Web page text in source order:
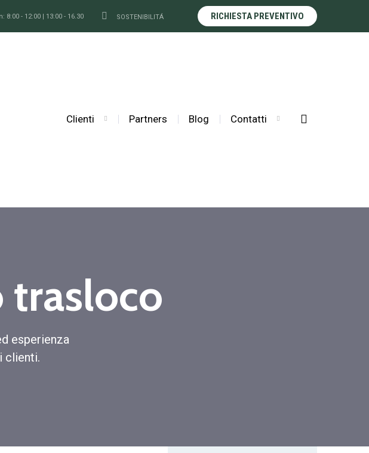
- 12:00 | 13:00 - 16.30 SOSTENIBILITÁ RICHIESTA PREVENTIVO
Clienti Partners Blog Contatti
trasloco
esperienza
clienti.